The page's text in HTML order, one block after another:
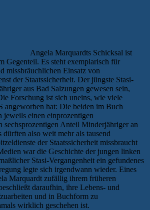
Angela Marquardts Schicksal ist
Gegenteil. Es steht exemplarisch für
missbräuchlichen Einsatz von
der Staatssicherheit. Der jüngste Stasi-
aus Bad Salzungen gewesen sein,
Forschung ist sich uneins, wie viele
angeworben hat: Die beiden im Buch
jeweils einen einprozentigen
sechsprozentigen Anteil Minderjähriger an
also weit mehr als tausend
der Staatssicherheit missbraucht
war die Geschichte der jungen linken
Stasi-Vergangenheit ein gefundenes
legte sich irgendwann wieder. Eines
Marquardt zufällig ihrem früheren
daraufhin, ihre Lebens- und
und in Buchform zu
wirklich geschehen ist.